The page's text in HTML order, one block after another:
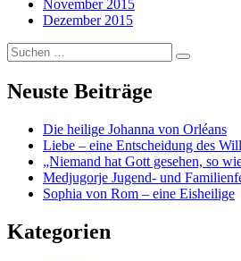
November 2015
Dezember 2015
Suchen
…
Neuste Beiträge
Die heilige Johanna von Orléans
Liebe – eine Entscheidung des
„Niemand hat Gott gesehen, so
Medjugorje Jugend- und
Sophia von Rom – eine Eisheilige
Kategorien